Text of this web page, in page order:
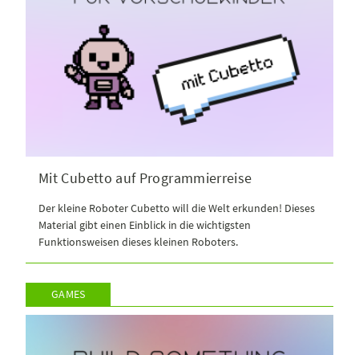
Mit Cubetto auf Programmierreise
Der kleine Roboter Cubetto will die Welt erkunden! Dieses
Material gibt einen Einblick in die wichtigsten
Funktionsweisen dieses kleinen Roboters.
GAMES